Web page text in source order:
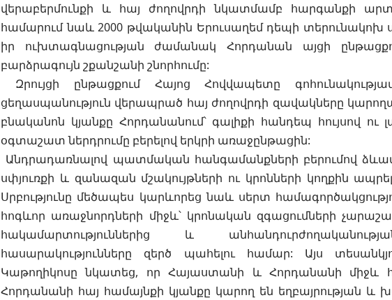
վերաբերմունքի և հայ ժողովրդի նկատմամբ հարգանքի
համարում նաև 2000 թվականին Երուսաղեմ դեպի
իր ուխտագնացության ժամանակ Հորդանան այցի
բարձրագույն շքանշանի շնորհումը:
Զրույցի ընթացքում Հայոց Հովվապետը
ցեղասպանություն վերապրած հայ ժողովրդի զավակները
բնականոն կյանքը Հորդանանում՝ գալիքի հանդեպ հույսով ու
օգտաշատ ներդրումը բերելով երկրի առաջընթացին:
Անդրադառնալով պատմական հանգամանքների բերումով
սփյուռքի և զանազան մշակույթների ու կրոնների կողքին
Սրբությունը մեծապես կարևորեց նաև սերտ
հոգևոր առաջնորդների միջև՝ կրոնական զգացումների
հակամարտություններից և
հասարակությունները զերծ պահելու համար: Այս
Կաթողիկոսը նկատեց, որ Հայաստանի և Հորդանանի միջև
Հորդանանի հայ համայնքի կյանքը կարող են եղբայրության և